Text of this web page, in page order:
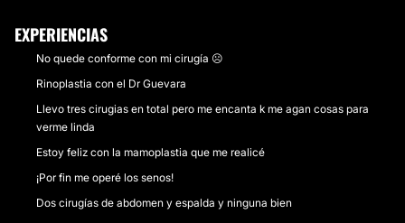
EXPERIENCIAS
No quede conforme con mi cirugía ☹️
Rinoplastia con el Dr Guevara
Llevo tres cirugias en total pero me encanta k me agan cosas para
verme linda
Estoy feliz con la mamoplastia que me realicé
¡Por fin me operé los senos!
Dos cirugías de abdomen y espalda y ninguna bien